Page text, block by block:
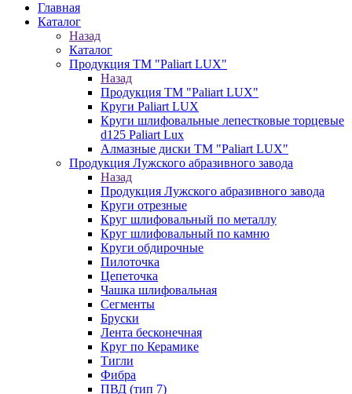
Главная
Каталог
Назад
Каталог
Продукция ТМ "Paliart LUX"
Назад
Продукция ТМ "Paliart LUX"
Круги Paliart LUX
Круги шлифовальные лепестковые торцевые
d125 Paliart Lux
Алмазные диски ТМ "Paliart LUX"
Продукция Лужского абразивного завода
Назад
Продукция Лужского абразивного завода
Круги отрезные
Круг шлифовальный по металлу
Круг шлифовальный по камню
Круги обдирочные
Пилоточка
Цепеточка
Чашка шлифовальная
Сегменты
Бруски
Лента бесконечная
Круг по Керамике
Тигли
Фибра
ПВД (тип 7)